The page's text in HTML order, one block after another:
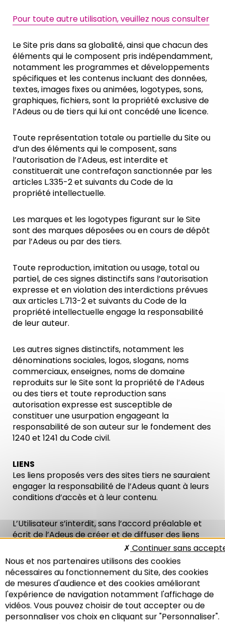
Pour toute autre utilisation, veuillez nous consulter
Le Site pris dans sa globalité, ainsi que chacun des
éléments qui le composent pris indépendamment,
notamment les programmes et développements
spécifiques et les contenus incluant des données,
textes, images fixes ou animées, logotypes, sons,
graphiques, fichiers, sont la propriété exclusive de
l’Adeus ou de tiers qui lui ont concédé une licence.
Toute représentation totale ou partielle du Site ou
d’un des éléments qui le composent, sans
l’autorisation de l’Adeus, est interdite et
constituerait une contrefaçon sanctionnée par les
articles L.335-2 et suivants du Code de la
propriété intellectuelle.
Les marques et les logotypes figurant sur le Site
sont des marques déposées ou en cours de dépôt
par l’Adeus ou par des tiers.
Toute reproduction, imitation ou usage, total ou
partiel, de ces signes distinctifs sans l’autorisation
expresse et en violation des interdictions prévues
aux articles L.713-2 et suivants du Code de la
propriété intellectuelle engage la responsabilité
de leur auteur.
Les autres signes distinctifs, notamment les
dénominations sociales, logos, slogans, noms
commerciaux, enseignes, noms de domaine
reproduits sur le Site sont la propriété de l’Adeus
ou des tiers et toute reproduction sans
autorisation expresse est susceptible de
constituer une usurpation engageant la
responsabilité de son auteur sur le fondement des
1240 et 1241 du Code civil.
LIENS
Les liens proposés vers des sites tiers ne sauraient
engager la responsabilité de l’Adeus quant à leurs
conditions d’accès et à leur contenu.
L’Utilisateur s’interdit, sans l’accord préalable et
écrit de l’Adeus de créer et de diffuser des liens
hypertextes de redirection depuis des sites tiers
vers le Site, ou d’intégrer celui-ci à un autre site via
tout procédé technique de type « framing ».
RESPONSABILITÉ
L’Adeus s’engage à faire ses meilleurs efforts pour
assurer aux Utilisateurs une accessibilité au Site à
Nous et nos partenaires utilisons des cookies
nécessaires au fonctionnement du Site, des cookies
de mesures d'audience et des cookies améliorant
l'expérience de navigation notamment l'affichage de
vidéos. Vous pouvez choisir de tout accepter ou de
personnaliser vos choix en cliquant sur "Personnaliser".
Continuer sans